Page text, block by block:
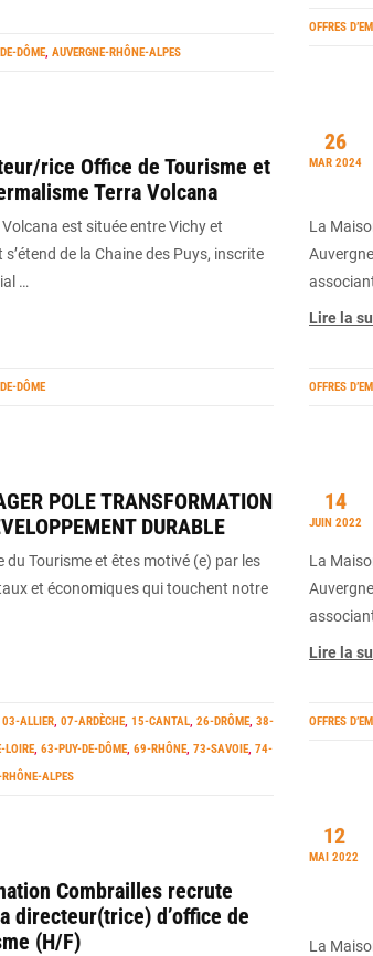
DÔME, AUVERGNE-RHÔNE-ALPES
OFFRES
26
MAR 2024
La
Lire la
OFFRES
rice Office de Tourisme et
Terra Volcana
est située entre Vichy et
de la Chaine des Puys, inscrite
…
DÔME
POLE TRANSFORMATION
DURABLE
du Tourisme et êtes motivé (e) par les
et économiques qui touchent notre
03-ALLIER, 07-ARDÈCHE, 15-CANTAL, 26-DRÔME, 38-
LOIRE, 63-PUY-DE-DÔME, 69-RHÔNE, 73-SAVOIE, 74-
RHÔNE-ALPES
14
JUIN 2022
La
Lire la
OFFRES
12
MAI 2022
La
Combrailles recrute
directeur(trice) d’office de
(H/F)